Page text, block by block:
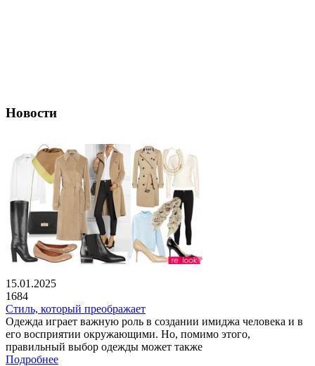
Новости
15.01.2025
1684
Стиль, который преображает
Одежда играет важную роль в создании имиджа человека и в
его восприятии окружающими. Но, помимо этого,
правильный выбор одежды может также
Подробнее